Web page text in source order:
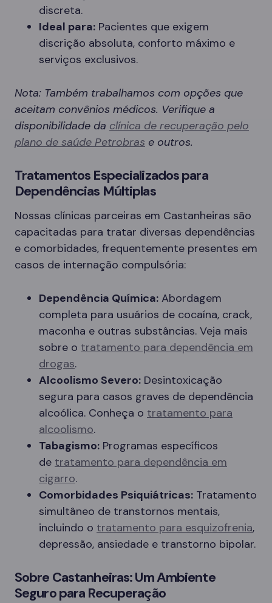
discreta.
Ideal para: Pacientes que exigem
discrição absoluta, conforto máximo e
serviços exclusivos.
Nota: Também trabalhamos com opções que
aceitam convênios médicos. Verifique a
disponibilidade da clínica de recuperação pelo
plano de saúde Petrobras e outros.
Tratamentos Especializados para
Dependências Múltiplas
Nossas clínicas parceiras em Castanheiras são
capacitadas para tratar diversas dependências
e comorbidades, frequentemente presentes em
casos de internação compulsória:
Dependência Química: Abordagem
completa para usuários de cocaína, crack,
maconha e outras substâncias. Veja mais
sobre o tratamento para dependência em
drogas.
Alcoolismo Severo: Desintoxicação
segura para casos graves de dependência
alcoólica. Conheça o tratamento para
alcoolismo.
Tabagismo: Programas específicos
de tratamento para dependência em
cigarro.
Comorbidades Psiquiátricas: Tratamento
simultâneo de transtornos mentais,
incluindo o tratamento para esquizofrenia,
depressão, ansiedade e transtorno bipolar.
Sobre Castanheiras: Um Ambiente
Seguro para Recuperação